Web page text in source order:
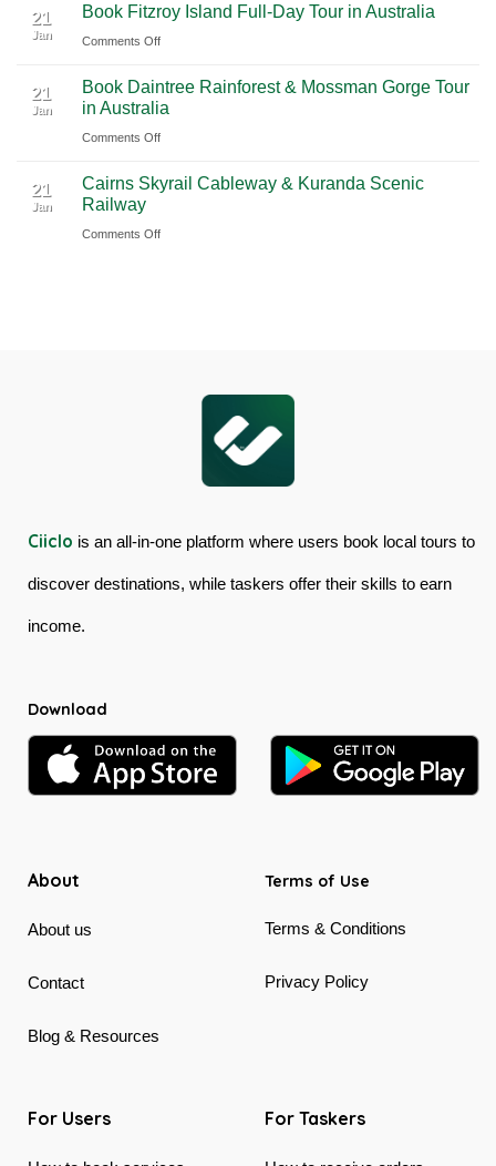
(PVG)
|
Book
Service
with
Ciiclo
Blue
Mountains
Tour
from
Sydney
21
Jan
Book Fitzroy Island Full-Day Tour in Australia
Comments Offon
Fitzroy
Island
Full-
Tour
Australia
21
Jan
Book Daintree Rainforest & Mossman Gorge Tour
in Australia
Comments Offon
Daintree
&
21
Jan
Cairns Skyrail Cableway & Kuranda Scenic
Railway
Comments Offon
Ciiclo is an all-in-one platform where users book local tours to
discover destinations, while taskers offer their skills to earn
income.
Download
About
About us
Contact
Blog & Resources
Terms of Use
Terms & Conditions
Privacy Policy
For Users For Taskers